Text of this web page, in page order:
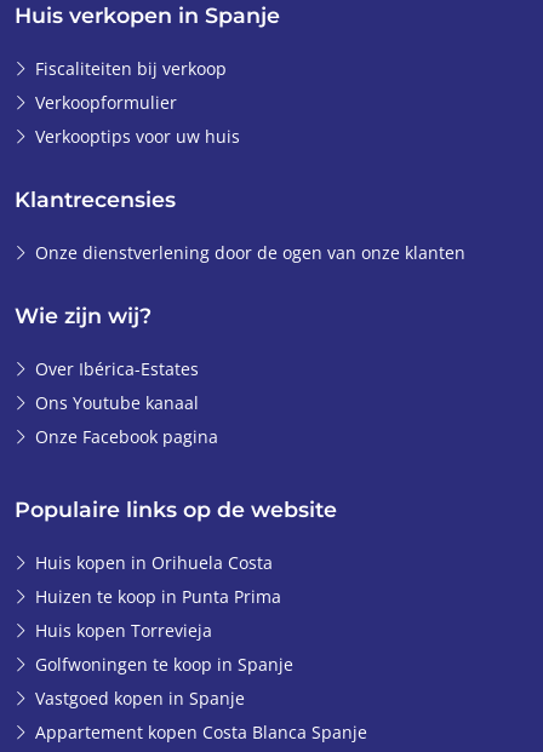
Populaire links op de website
Huis kopen in Orihuela Costa
Huizen te koop in Punta Prima
Huis kopen Torrevieja
Golfwoningen te koop in Spanje
Vastgoed kopen in Spanje
Appartement kopen Costa Blanca Spanje
Huis verkopen in Spanje
Fiscaliteiten bij verkoop
Verkoopformulier
Verkooptips voor uw huis
Klantrecensies
Onze dienstverlening door de ogen van onze klanten
Wie zijn wij?
Over Ibérica-Estates
Ons Youtube kanaal
Onze Facebook pagina